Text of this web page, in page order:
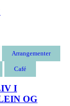
Arrangementer
Café
I
OG